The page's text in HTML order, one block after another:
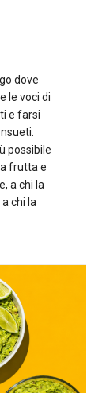
dove
le voci di
e farsi
possibile
frutta e
a chi la
chi la